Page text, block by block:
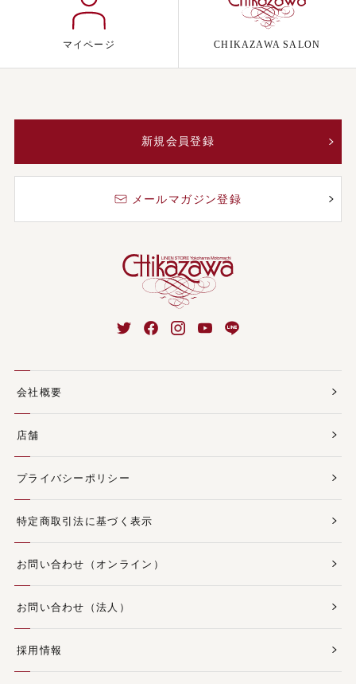
マイページ CHIKAZAWA SALON
新規会員登録
メールマガジン登録
会社概要
店舗
プライバシーポリシー
特定商取引法に基づく表示
お問い合わせ（オンライン）
お問い合わせ（法人）
採用情報